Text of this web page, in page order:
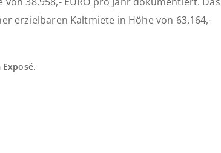
erzielbaren Kaltmiete in Höhe von 63.164,-